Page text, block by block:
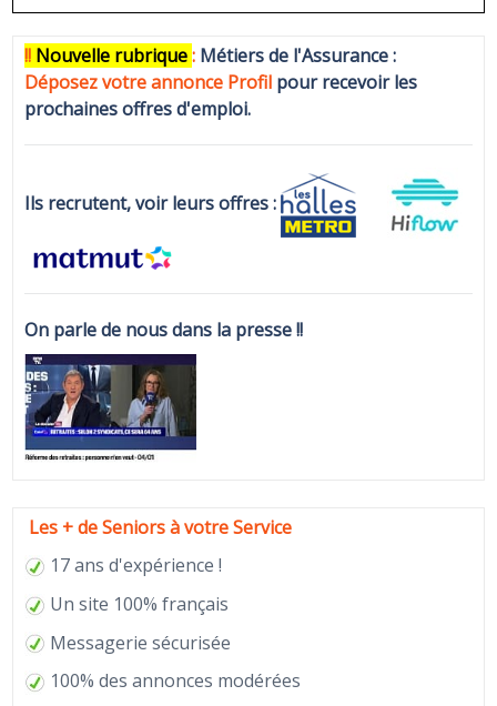
!! Nouvelle rubrique: Métiers de l'Assurance :
Déposez votre annonce Profil pour recevoir les
prochaines offres d'emploi.
Ils recrutent, voir leurs offres :
On parle de nous dans la presse !!
Les + de Seniors à votre Service
17 ans d'expérience !
Un site 100% français
Messagerie sécurisée
100% des annonces modérées